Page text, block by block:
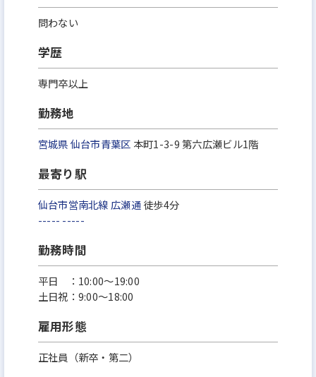
問わない
学歴
専門卒以上
勤務地
宮城県仙台市青葉区 本町1-3-9 第六広瀬ビル1階
最寄り駅
仙台市営南北線 広瀬通徒歩4分
----- -----
勤務時間
平日 ：10:00～19:00
土日祝：9:00～18:00
雇用形態
正社員（新卒・第二）